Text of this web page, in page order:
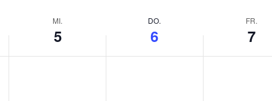
MI.
5
DO.
6
FR.
7